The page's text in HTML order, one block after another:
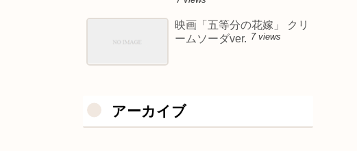
映画「五等分の花嫁」 クリ
ームソーダver. 7 views
アーカイブ